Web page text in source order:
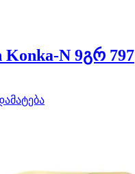
Konka-N 9გრ 797